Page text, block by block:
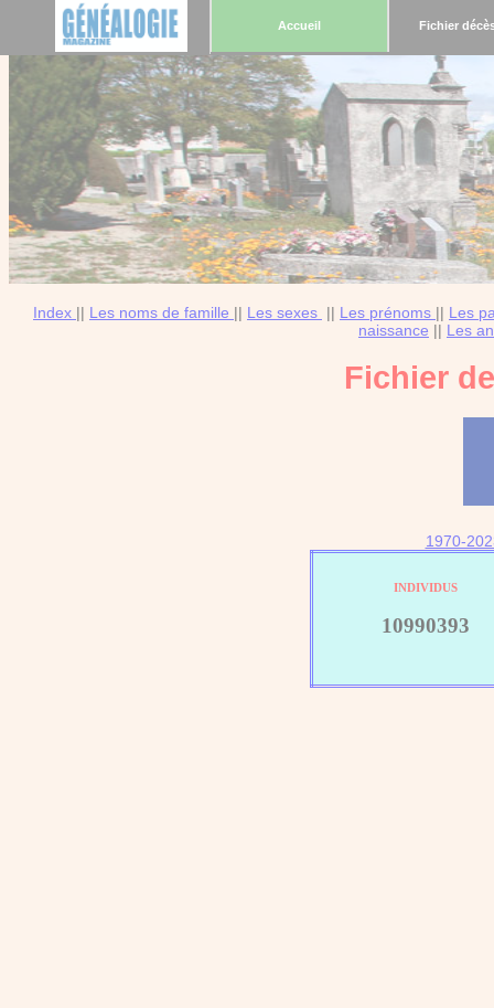
Accueil Fichier
Index || Les noms de famille || Les sexes || Les prénoms || Les
naissance || Les
Fichier
1970-
INDIVIDUS
10990393